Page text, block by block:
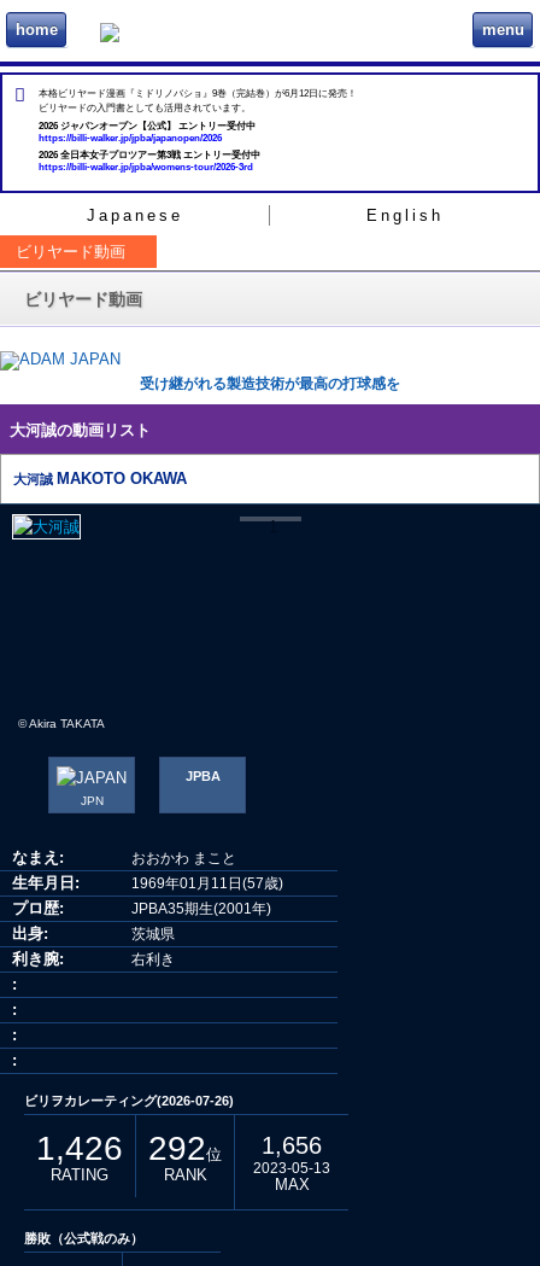
home ビリヲカ menu
本格ビリヤード漫画『ミドリノバショ』9巻（完結巻）が6月12日に発売！
ビリヤードの入門書としても活用されています。
2026 ジャパンオープン【公式】 エントリー受付中
https://billi-walker.jp/jpba/japanopen/2026
2026 全日本女子プロツアー第3戦 エントリー受付中
https://billi-walker.jp/jpba/womens-tour/2026-3rd
Japanese
English
ビリヤード動画
ビリヤード動画
受け継がれる製造技術が最高の打球感を
大河誠の動画リスト
大河誠 MAKOTO OKAWA
© Akira TAKATA
1
なまえ: おおかわ まこと
生年月日: 1969年01月11日(57歳)
プロ歴: JPBA35期生(2001年)
出身: 茨城県
利き腕: 右利き
:
:
:
:
JPN
JPBA
ビリヲカレーティング(2026-07-26)
1,426
RATING
292位
RANK
1,656
2023-05-13
MAX
勝敗（公式戦のみ）